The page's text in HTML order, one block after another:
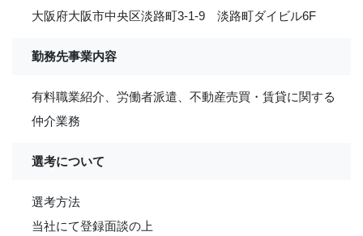
大阪府大阪市中央区淡路町3-1-9 淡路町ダイビル6F
勤務先事業内容
有料職業紹介、労働者派遣、不動産売買・賃貸に関する
仲介業務
選考について
選考方法
当社にて登録面談の上